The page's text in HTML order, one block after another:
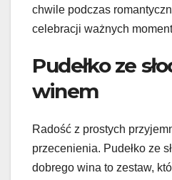
chwile podczas
celebracji ważnych
Pudełko ze
winem
Radość z prostych
przecenienia. Pudełko ze
dobrego wina to zestaw,